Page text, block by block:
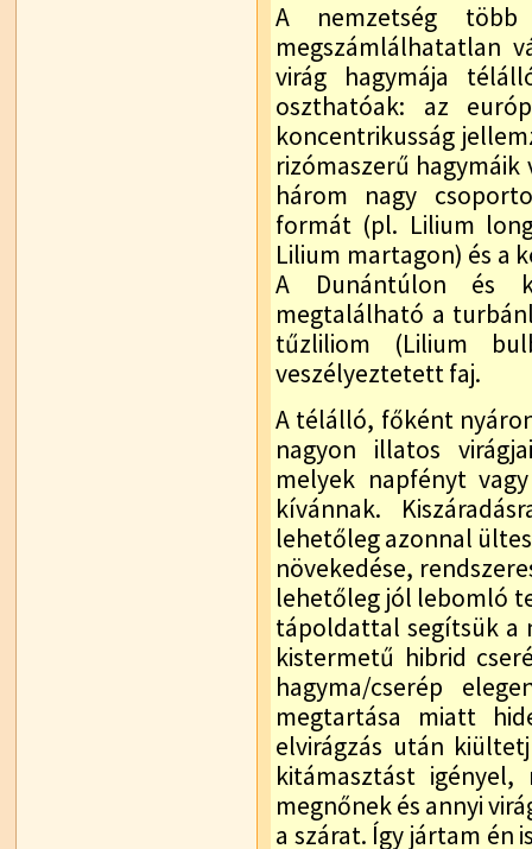
A nemzetség
megszámlálhatatlan
virág hagymája
oszthatóak: az
koncentrikusság
rizómaszerű hagymáik
három nagy
formát (pl. Lilium
Lilium martagon) és a
A Dunántúlon és
megtalálható a
tűzliliom (Lilium
veszélyeztetett faj.
A télálló, főként
nagyon illatos
melyek napfényt
kívánnak.
lehetőleg azonnal
növekedése,
lehetőleg jól lebomló
tápoldattal segítsük a
kistermetű hibrid
hagyma/cserép
megtartása miatt
elvirágzás után
kitámasztást
megnőnek és annyi
a szárat. Így jártam én